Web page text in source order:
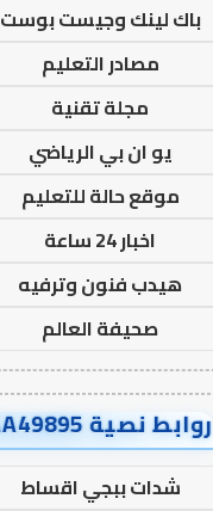
باك لينك وجيست بوست
مصادر التعليم
مجلة تقنية
يو ان بي الرياضي
موقع حالة للتعليم
اخبار 24 ساعة
هيدب فنون وترفيه
صحيفة العالم
روابط نصية AA49895
شدات ببجي اقساط